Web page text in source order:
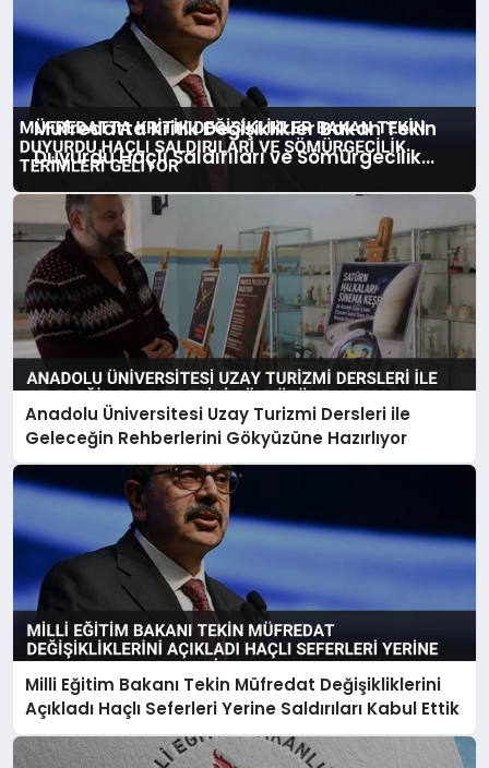
Müfredatta Kritik Değişiklikler Bakan Tekin
Duyurdu Haçlı Saldırıları ve Sömürgecilik
Anadolu Üniversitesi Uzay Turizmi Dersleri ile
Geleceğin Rehberlerini Gökyüzüne Hazırlıyor
Milli Eğitim Bakanı Tekin Müfredat Değişikliklerini
Açıkladı Haçlı Seferleri Yerine Saldırıları Kabul Ettik